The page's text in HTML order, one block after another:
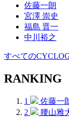
佐藤一朗
宮澤 崇史
福島 晋一
中川裕之
すべての
RANKING
1
佐藤一
2
腰山雅